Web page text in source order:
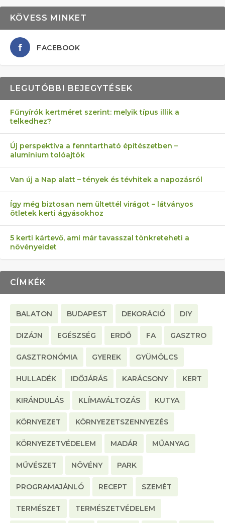
AZ ÖNELLÁTÁS 13 PONTJA
KEZDŐKNEK
6 LEGJOBB NÖVÉNY SZOMSZÉD
ELLEN
MÁRPEDIG A TŰZIJÁTÉK NEM MENŐ!
FÉLREÉRTETT KERTÉSZKEDÉS:
TÉRKŐ ÉS MURVA
AKI ELDOBÁLJA A CIGICSIKKEKET,
AZ EGY KÖ…
KÖVESS MINKET
FACEBOOK
LEGUTÓBBI BEJEGYTÉSEK
Fűnyírók kertméret szerint: melyik típus illik a
telkedhez?
Új perspektíva a fenntartható építészetben –
alumínium tolóajtók
Van új a Nap alatt – tények és tévhitek a napozásról
Így még biztosan nem ültettél virágot – látványos
ötletek kerti ágyásokhoz
5 kerti kártevő, ami már tavasszal tönkreteheti a
növényeidet
CÍMKÉK
BALATON BUDAPEST DEKORÁCIÓ DIY
DIZÁJN EGÉSZSÉG ERDŐ FA GASZTRO
GASZTRONÓMIA GYEREK GYÜMÖLCS
HULLADÉK IDŐJÁRÁS KARÁCSONY KERT
KIRÁNDULÁS KLÍMAVÁLTOZÁS KUTYA
KÖRNYEZET KÖRNYEZETSZENNYEZÉS
KÖRNYEZETVÉDELEM MADÁR MŰANYAG
MŰVÉSZET NÖVÉNY PARK
PROGRAMAJÁNLÓ RECEPT SZEMÉT
TERMÉSZET TERMÉSZETVÉDELEM